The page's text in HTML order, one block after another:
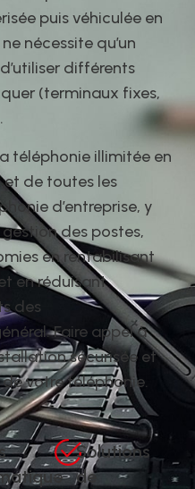
puis véhiculée en
nécessite qu’un
différents
(terminaux fixes,
téléphonie illimitée en
et de toutes les
d’entreprise, y
des postes,
en rentabilisant
en réduisant
des
Faire appel à
sécurisée et
votre téléphonie.
Solutions
de